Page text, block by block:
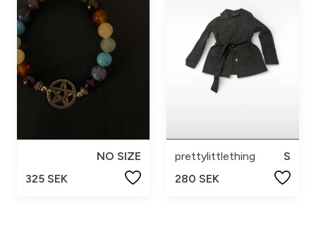
NO SIZE
325 SEK
prettylittlething
S
280 SEK